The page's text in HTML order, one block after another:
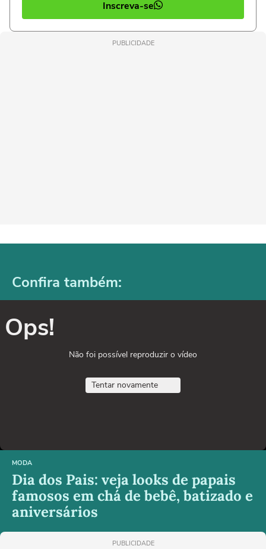
Inscreva-se
PUBLICIDADE
Confira também:
Ops!
Não foi possível reproduzir o vídeo
Tentar novamente
MODA
Dia dos Pais: veja looks de papais
famosos em chá de bebê, batizado e
aniversários
PUBLICIDADE